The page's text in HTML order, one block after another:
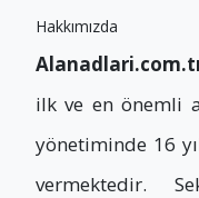
Hakkımızda
ilk ve en önemli
yönetiminde 16
vermektedir.